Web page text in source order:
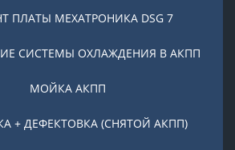
ПЛАТЫ МЕХАТРОНИКА DSG 7
СИСТЕМЫ ОХЛАЖДЕНИЯ В АКПП
МОЙКА АКПП
+ ДЕФЕКТОВКА (СНЯТОЙ АКПП)